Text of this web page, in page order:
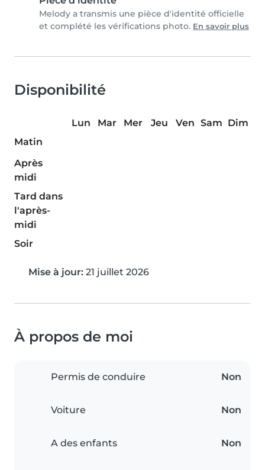
Melody a transmis une pièce d'identité officielle
et complété les vérifications photo. En savoir plus
Disponibilité
Lun Mar Mer Jeu Ven Sam Dim
Matin
Après
midi
Tard dans
l'après-
midi
Soir
Mise à jour: 21 juillet 2026
À propos de moi
Permis de conduire Non
Voiture Non
A des enfants Non